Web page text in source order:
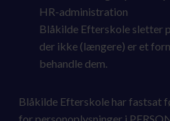
HR-administration
Blåkilde Efterskole sletter
der ikke (længere) er et
behandle dem.
Blåkilde Efterskole har fastsat